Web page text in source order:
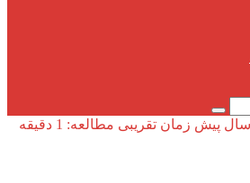
زمان تقریبی مطالعه: 1 دقیقه